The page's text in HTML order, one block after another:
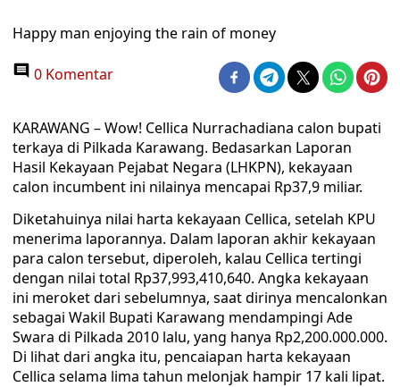
Happy man enjoying the rain of money
0 Komentar
KARAWANG – Wow! Cellica Nurrachadiana calon bupati
terkaya di Pilkada Karawang. Bedasarkan Laporan
Hasil Kekayaan Pejabat Negara (LHKPN), kekayaan
calon incumbent ini nilainya mencapai Rp37,9 miliar.
Diketahuinya nilai harta kekayaan Cellica, setelah KPU
menerima laporannya. Dalam laporan akhir kekayaan
para calon tersebut, diperoleh, kalau Cellica tertingi
dengan nilai total Rp37,993,410,640. Angka kekayaan
ini meroket dari sebelumnya, saat dirinya mencalonkan
sebagai Wakil Bupati Karawang mendampingi Ade
Swara di Pilkada 2010 lalu, yang hanya Rp2,200.000.000.
Di lihat dari angka itu, pencaiapan harta kekayaan
Cellica selama lima tahun melonjak hampir 17 kali lipat.